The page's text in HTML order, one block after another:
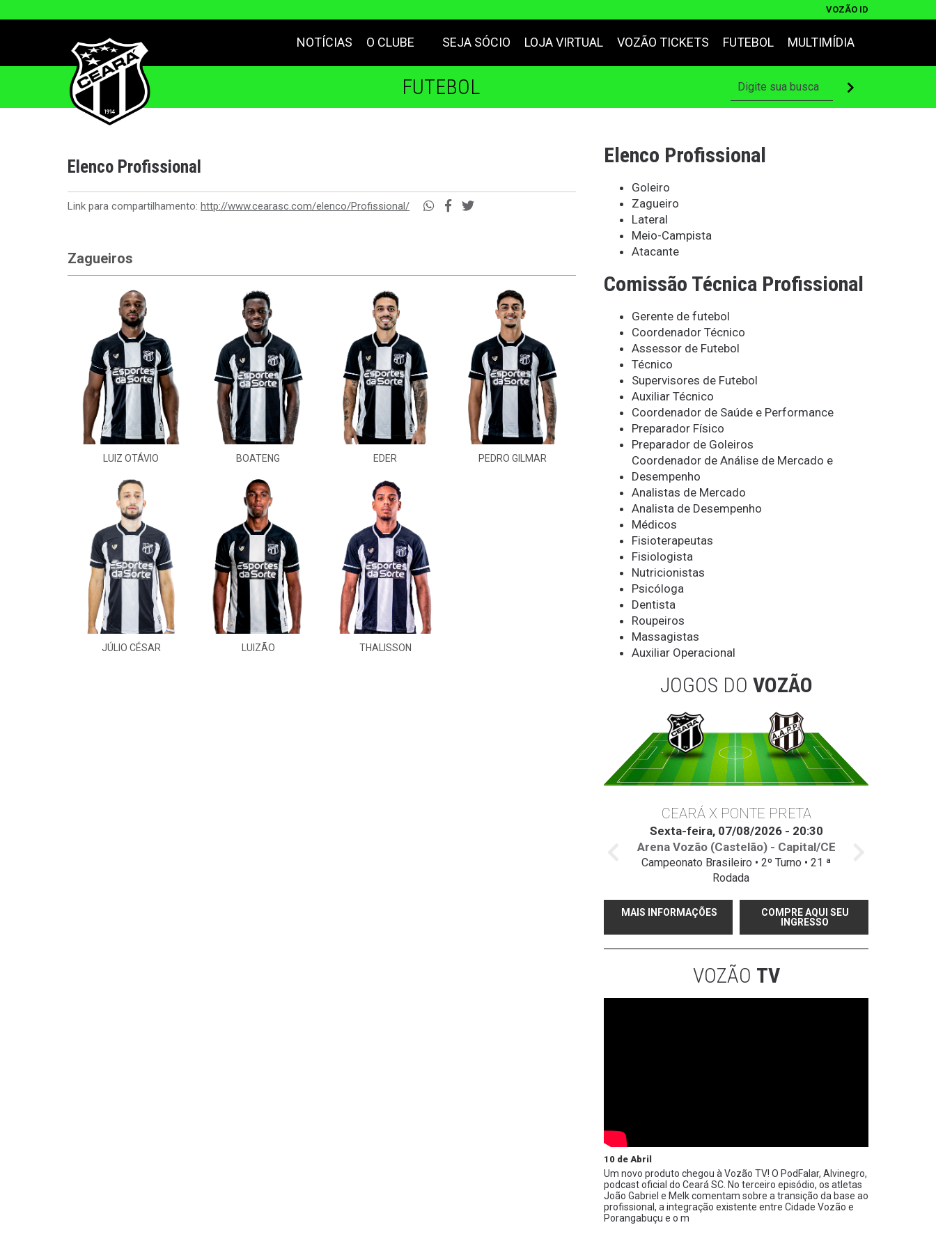
VOZÃO ID
NOTÍCIAS O CLUBE SEJA SÓCIO LOJA VIRTUAL VOZÃO TICKETS FUTEBOL MULTIMÍDIA
FUTEBOL
Elenco Profissional
Link para compartilhamento: http://www.cearasc.com/elenco/Profissional/
Zagueiros
LUIZ OTÁVIO BOATENG EDER PEDRO GILMAR
JÚLIO CÉSAR LUIZÃO THALISSON
Elenco Profissional
Goleiro
Zagueiro
Lateral
Meio-Campista
Atacante
Comissão Técnica Profissional
Gerente de futebol
Coordenador Técnico
Assessor de Futebol
Técnico
Supervisores de Futebol
Auxiliar Técnico
Coordenador de Saúde e Performance
Preparador Físico
Preparador de Goleiros
Coordenador de Análise de Mercado e
Desempenho
Analistas de Mercado
Analista de Desempenho
Médicos
Fisioterapeutas
Fisiologista
Nutricionistas
Psicóloga
Dentista
Roupeiros
Massagistas
Auxiliar Operacional
JOGOS DO VOZÃO
CEARÁ X PONTE PRETA
Sexta-feira, 07/08/2026 - 20:30
Arena Vozão (Castelão) - Capital/CE
Campeonato Brasileiro • 2º Turno • 21 ª
Rodada
MAIS INFORMAÇÕES
COMPRE AQUI SEU
INGRESSO
VOZÃO TV
10 de Abril
Um novo produto chegou à Vozão TV! O PodFalar, Alvinegro,
podcast oficial do Ceará SC. No terceiro episódio, os atletas
João Gabriel e Melk comentam sobre a transição da base ao
profissional, a integração existente entre Cidade Vozão e
Porangabuçu e o m